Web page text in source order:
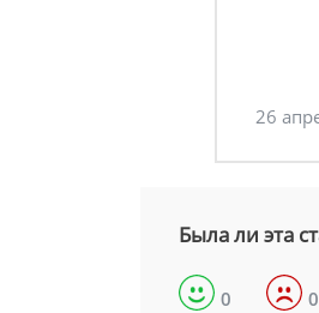
26
Была ли эта
0 0